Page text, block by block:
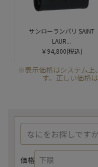
サンローランパリ SAINT
LAUR...
￥94,800(税込)
※表示価格はシステム上
す。正しい価格
価格